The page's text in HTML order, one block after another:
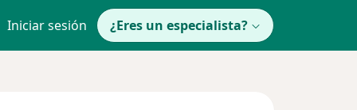
Iniciar sesión ¿Eres un especialista?